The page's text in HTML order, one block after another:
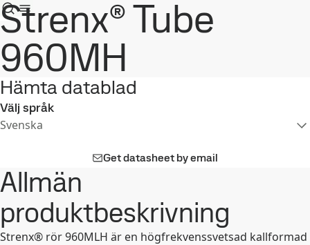
Strenx® Tube
960MH
Hämta datablad
Välj språk
Svenska
Get datasheet by email
Allmän
produktbeskrivning
Strenx® rör 960MLH är en högfrekvenssvetsad kallformad